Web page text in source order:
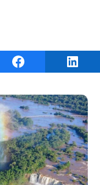
Share on Facebook